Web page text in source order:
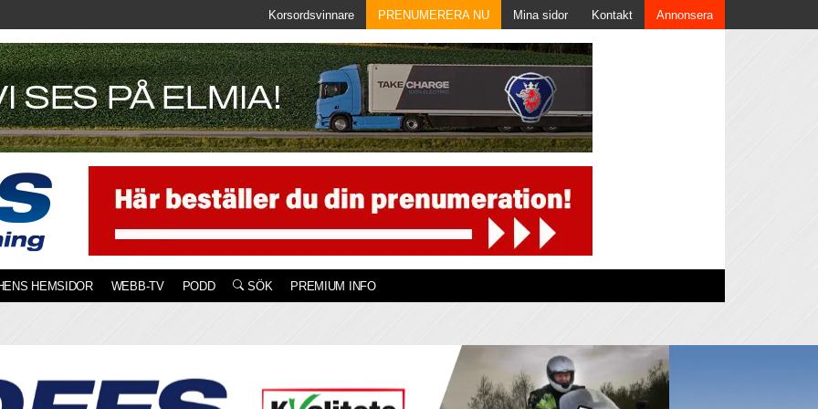
Korsordsvinnare PRENUMERERA NU Mina sidor Kontakt Annonsera
HEMSIDOR WEBB-TV PODD SÖK PREMIUM INFO